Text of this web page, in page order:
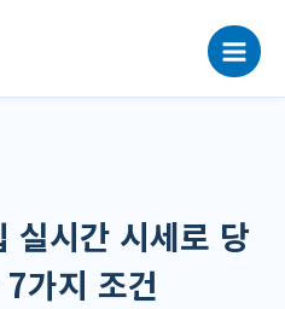
실시간 시세로 당
가지 조건